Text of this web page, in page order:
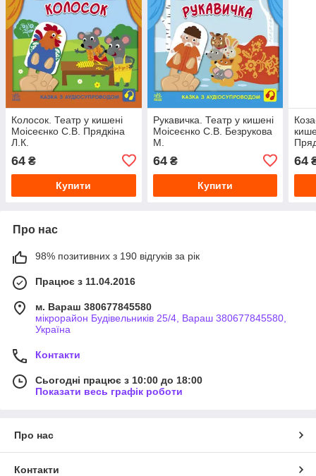
Колосок. Театр у кишені
Моісеєнко С.В. Прядкіна
Л.К.
64 ₴
Купити
Рукавичка. Театр у кишені
Моісеєнко С.В. Безрукова
М.
64₴
Купити
64
Про нас
98% позитивних з 190 відгуків за рік
Працює з 11.04.2016
м. Вараш 380677845580
мікрорайон Будівельників 25/4, Вараш 380677845580,
Україна
Контакти
Сьогодні працює з 10:00 до 18:00
Показати весь графік роботи
Про нас
Контакти